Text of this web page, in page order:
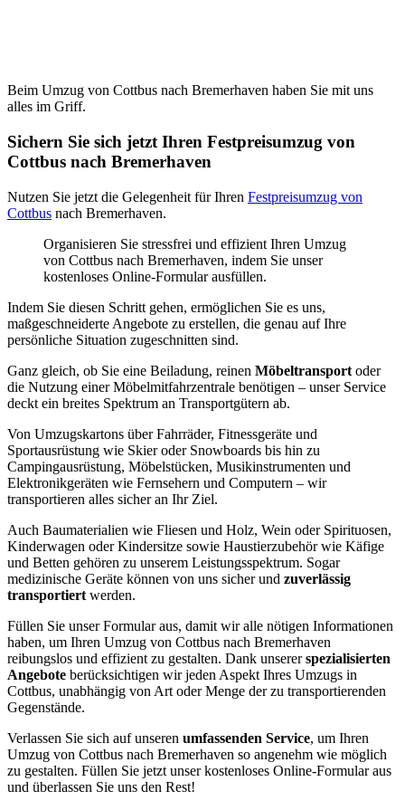
Beim Umzug von Cottbus nach Bremerhaven haben Sie mit uns
alles im Griff.
Sichern Sie sich jetzt Ihren Festpreisumzug von
Cottbus nach Bremerhaven
Nutzen Sie jetzt die Gelegenheit für Ihren Festpreisumzug von
Cottbus nach Bremerhaven.
Organisieren Sie stressfrei und effizient Ihren Umzug
von Cottbus nach Bremerhaven, indem Sie unser
kostenloses Online-Formular ausfüllen.
Indem Sie diesen Schritt gehen, ermöglichen Sie es uns,
maßgeschneiderte Angebote zu erstellen, die genau auf Ihre
persönliche Situation zugeschnitten sind.
Ganz gleich, ob Sie eine Beiladung, reinen Möbeltransport oder
die Nutzung einer Möbelmitfahrzentrale benötigen – unser Service
deckt ein breites Spektrum an Transportgütern ab.
Von Umzugskartons über Fahrräder, Fitnessgeräte und
Sportausrüstung wie Skier oder Snowboards bis hin zu
Campingausrüstung, Möbelstücken, Musikinstrumenten und
Elektronikgeräten wie Fernsehern und Computern – wir
transportieren alles sicher an Ihr Ziel.
Auch Baumaterialien wie Fliesen und Holz, Wein oder Spirituosen,
Kinderwagen oder Kindersitze sowie Haustierzubehör wie Käfige
und Betten gehören zu unserem Leistungsspektrum. Sogar
medizinische Geräte können von uns sicher und zuverlässig
transportiert werden.
Füllen Sie unser Formular aus, damit wir alle nötigen Informationen
haben, um Ihren Umzug von Cottbus nach Bremerhaven
reibungslos und effizient zu gestalten. Dank unsererspezialisierten
Angebote berücksichtigen wir jeden Aspekt Ihres Umzugs in
Cottbus, unabhängig von Art oder Menge der zu transportierenden
Gegenstände.
Verlassen Sie sich auf unseren umfassenden Service, um Ihren
Umzug von Cottbus nach Bremerhaven so angenehm wie möglich
zu gestalten. Füllen Sie jetzt unser kostenloses Online-Formular aus
und überlassen Sie uns den Rest!